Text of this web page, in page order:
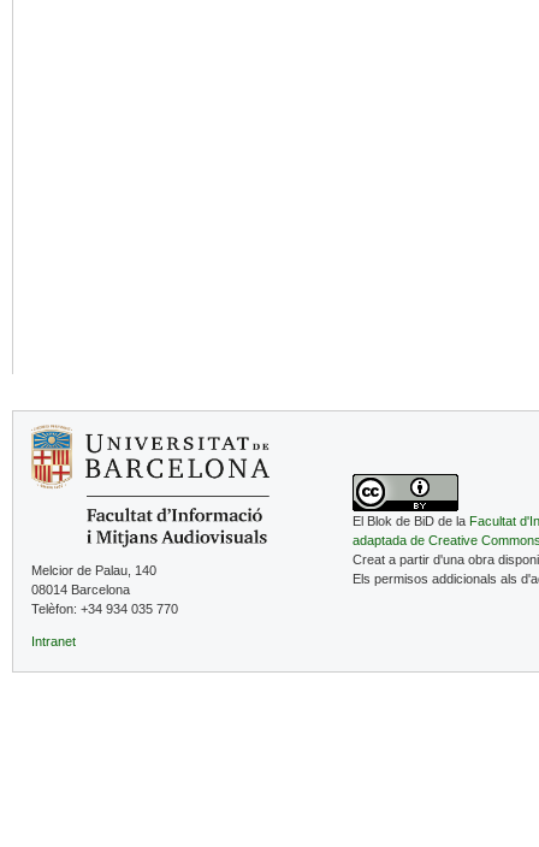
Melcior de Palau, 140
08014 Barcelona
Telèfon: +34 934 035 770
Intranet
El Blok de BiD de la Facultat
adaptada de Creative
Creat a partir d'una obra
Els permisos addicionals als